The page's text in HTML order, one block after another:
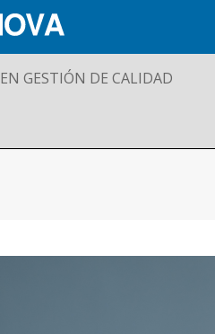
GESTIÓN DE CALIDAD